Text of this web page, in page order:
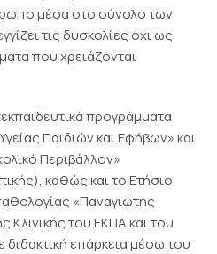
μέσα στο σύνολο των
τις δυσκολίες όχι ως
που χρειάζονται
προγράμματα
Παιδιών και Εφήβων» και
Περιβάλλον»
καθώς και το Ετήσιο
«Παναγιώτης
Κλινικής του ΕΚΠΑ και του
επάρκεια μέσω του